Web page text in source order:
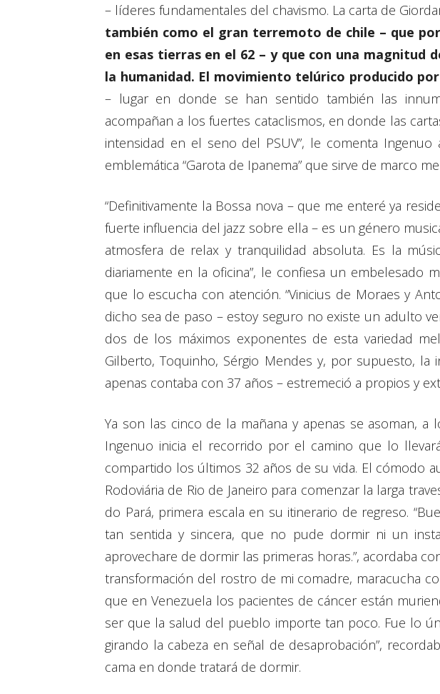
– líderes fundamentales del chavismo. La carta de
también como el gran terremoto de chile – que
en esas tierras en el 62 – y que con una
la humanidad. El movimiento telúrico producido
– lugar en donde se han sentido también las
acompañan a los fuertes cataclismos, en donde las
intensidad en el seno del PSUV”, le comenta
emblemática “Garota de Ipanema” que sirve de marco
“Definitivamente la Bossa nova – que me enteré ya
fuerte influencia del jazz sobre ella – es un género
atmosfera de relax y tranquilidad absoluta. Es la
diariamente en la oficina”, le confiesa un
que lo escucha con atención. “Vinicius de Moraes y
dicho sea de paso – estoy seguro no existe un adulto
dos de los máximos exponentes de esta variedad
Gilberto, Toquinho, Sérgio Mendes y, por supuesto, la
apenas contaba con 37 años – estremeció a propios y
Ya son las cinco de la mañana y apenas se asoman,
Ingenuo inicia el recorrido por el camino que lo
compartido los últimos 32 años de su vida. El cómodo
Rodoviária de Rio de Janeiro para comenzar la larga
do Pará, primera escala en su itinerario de regreso.
tan sentida y sincera, que no pude dormir ni un
aprovechare de dormir las primeras horas.”, acordaba
transformación del rostro de mi comadre, maracucha
que en Venezuela los pacientes de cáncer están
ser que la salud del pueblo importe tan poco. Fue lo
girando la cabeza en señal de desaprobación”,
cama en donde tratará de dormir.